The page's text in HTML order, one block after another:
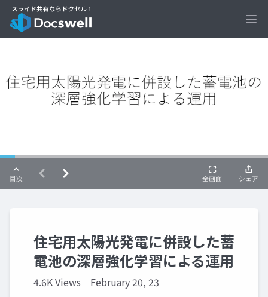
住宅用太陽光発電に併設した蓄
電池の深層強化学習による運用
4.6K Views February 20, 23